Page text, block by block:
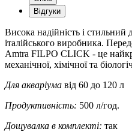
Відгуки
Висока надійність і стильний
італійського виробника.
Amtra FILPO CLICK - це
механічної, хімічної та
Для акваріума від 60 до 120 л
Продуктивність: 500 л/год.
Дощувалка в комплекті: так